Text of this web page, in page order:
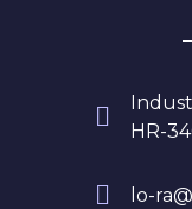
HR-
lo-